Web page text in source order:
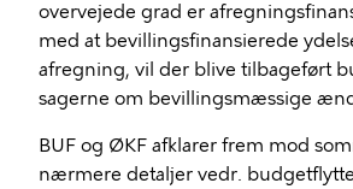
overvejede grad er
med at bevillingsfinansierede
afregning, vil der blive tilbageført
sagerne om bevillingsmæssige
BUF og ØKF afklarer frem mod
nærmere detaljer vedr.